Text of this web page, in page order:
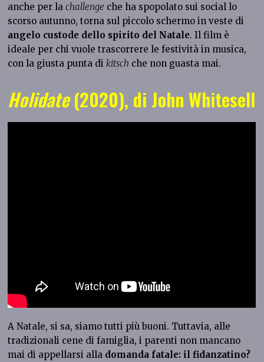
anche per lachallenge che ha spopolato sui social lo
scorso autunno, torna sul piccolo schermo in veste di
angelo custode dello spirito del Natale. Il film è
ideale per chi vuole trascorrere le festività in musica,
con la giusta punta di kitsch che non guasta mai.
Holidate(2020), di John Whitesell
A Natale, si sa, siamo tutti più buoni. Tuttavia, alle
tradizionali cene di famiglia, i parenti non mancano
mai di appellarsi alla domanda fatale: il fidanzatino?